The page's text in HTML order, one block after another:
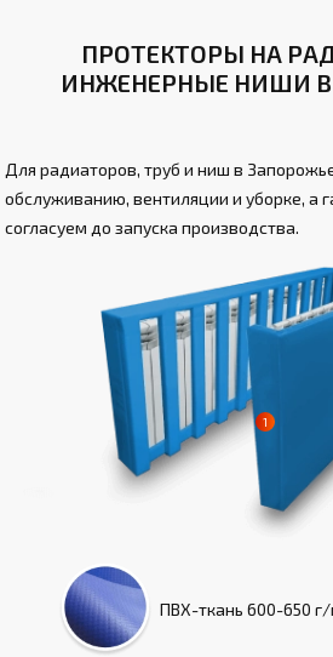
ПРОТЕКТОРЫ НА
ИНЖЕНЕРНЫЕ НИШИ
Для радиаторов, труб и ниш в
обслуживанию, вентиляции и уборке, а
согласуем до запуска производства.
ПВХ-ткань 600-650